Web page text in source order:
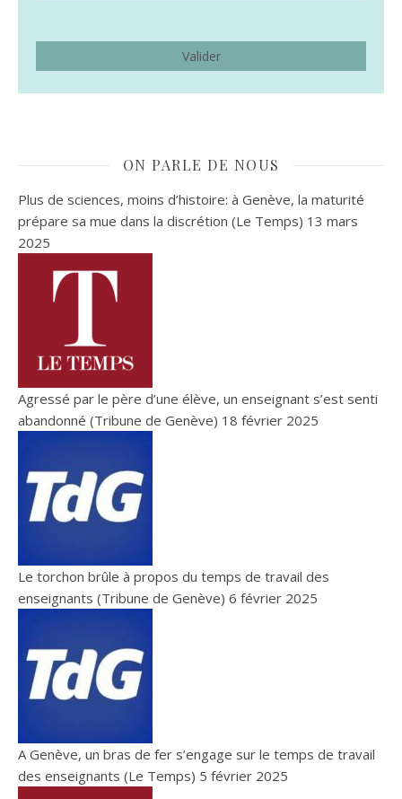
ON PARLE DE NOUS
Plus de sciences, moins d’histoire: à Genève, la maturité
prépare sa mue dans la discrétion (Le Temps) 13 mars
2025
Agressé par le père d’une élève, un enseignant s’est senti
abandonné (Tribune de Genève) 18 février 2025
Le torchon brûle à propos du temps de travail des
enseignants (Tribune de Genève) 6 février 2025
A Genève, un bras de fer s’engage sur le temps de travail
des enseignants (Le Temps) 5 février 2025